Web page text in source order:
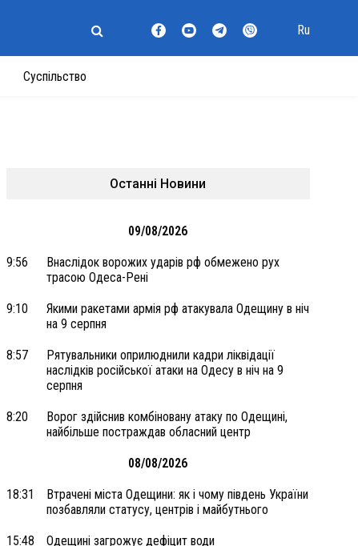
Суспільство
Ru
Останні Новини
09/08/2026
9:56
Внаслідок ворожих ударів рф обмежено рух
трасою Одеса-Рені
9:10
Якими ракетами армія рф атакувала Одещину в ніч
на 9 серпня
8:57
Рятувальники оприлюднили кадри ліквідації
наслідків російської атаки на Одесу в ніч на 9
серпня
8:20
Ворог здійснив комбіновану атаку по Одещині,
найбільше постраждав обласний центр
08/08/2026
18:31
Втрачені міста Одещини: як і чому південь України
позбавляли статусу, центрів і майбутнього
15:48 Одещині загрожує дефіцит води